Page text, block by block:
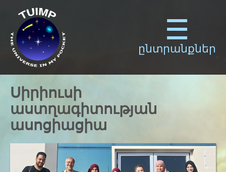
ընտրանքներ
Սիրիուսի
աստղագիտության
ասոցիացիա